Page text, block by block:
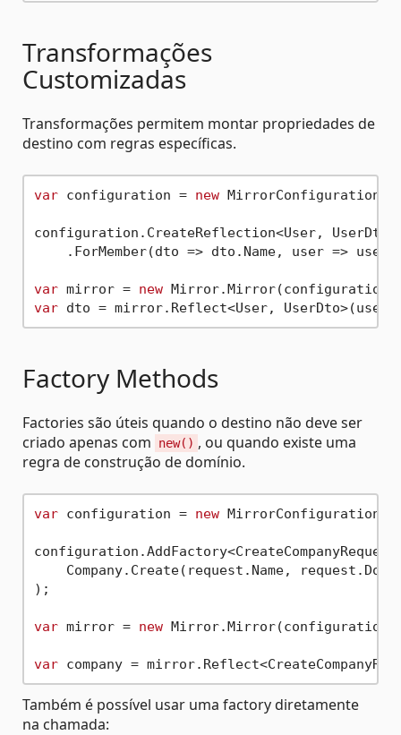
Transformações
Customizadas
Transformações permitem montar propriedades de
destino com regras específicas.
var configuration = new
configuration.CreateReflection<User,
.ForMember(dto => dto.Name, user =>
var mirror = new
var
Factory Methods
Factories são úteis quando o destino não deve ser
criado apenas com
new() , ou quando existe uma
regra de construção de domínio.
var configuration = new
Company.Create(request.Name,
);
var mirror = new
var
Também é possível usar uma factory diretamente
na chamada: